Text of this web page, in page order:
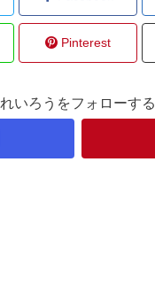
Pinterest
れいろうをフォローする